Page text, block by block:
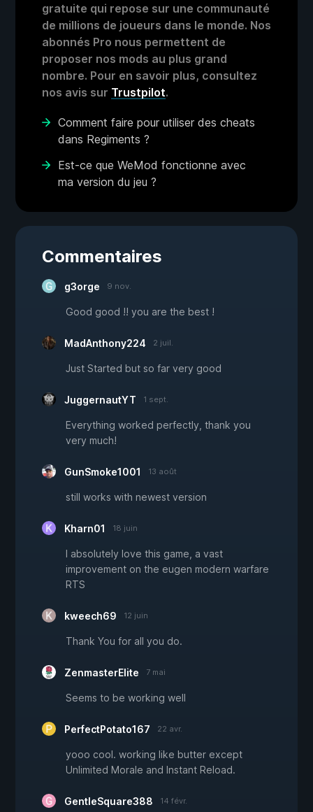
gratuite qui repose sur une communauté
de millions de joueurs dans le monde. Nos
abonnés Pro nous permettent de
proposer nos mods au plus grand
nombre. Pour en savoir plus, consultez
nos avis sur Trustpilot.
Comment faire pour utiliser des cheats
dans Regiments ?
Est-ce que WeMod fonctionne avec
ma version du jeu ?
Commentaires
g3orge 9 nov.
Good good !! you are the best !
MadAnthony224 2 juil.
Just Started but so far very good
JuggernautYT 1 sept.
Everything worked perfectly, thank you
very much!
GunSmoke1001 13 août
still works with newest version
Kharn01 18 juin
I absolutely love this game, a vast
improvement on the eugen modern warfare
RTS
kweech69 12 juin
Thank You for all you do.
ZenmasterElite 7 mai
Seems to be working well
PerfectPotato167 22 avr.
yooo cool. working like butter except
Unlimited Morale and Instant Reload.
GentleSquare388 14 févr.